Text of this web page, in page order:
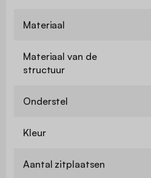
Materiaal
Materiaal van de
structuur
Onderstel
Kleur
Aantal zitplaatsen